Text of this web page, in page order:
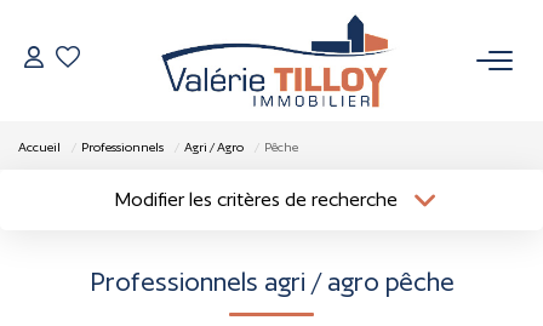
VENDRE
Accueil Professionnels Agri / Agro Pêche
Modifier les critères de recherche
Professionnels agri / agro pêche